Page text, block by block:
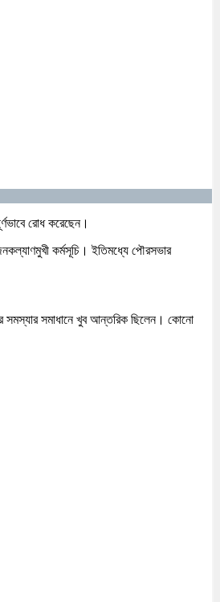
রোধ করেছেন।
কর্মসূচি। ইতিমধ্যে পৌরসভার
সমস্যার সমাধানে খুব আন্তরিক ছিলেন। কোনো